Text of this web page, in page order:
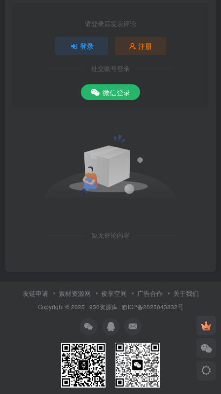
请登录后发表评论
登录 注册
社交账号登录
微信登录
暂无评论内容
友链申请 素材资源网 俊享空间 广告合作 关于我们
Copyright © 2025 · 930资源库· 黔ICP备2025043832号